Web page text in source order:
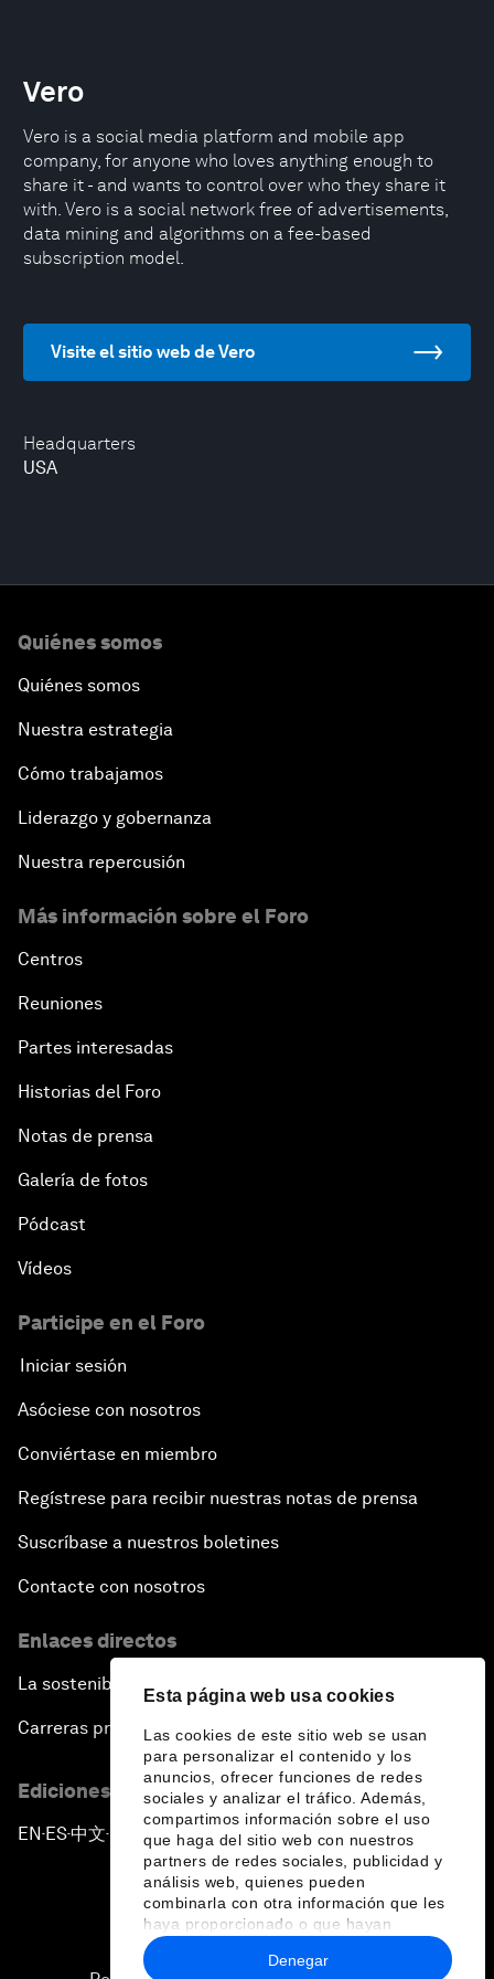
Esta página web usa cookies
Las cookies de este sitio web se usan
para personalizar el contenido y los
anuncios, ofrecer funciones de redes
sociales y analizar el tráfico. Además,
compartimos información sobre el uso
que haga del sitio web con nuestros
partners de redes sociales, publicidad y
análisis web, quienes pueden
combinarla con otra información que les
haya proporcionado o que hayan
recopilado a partir del uso que haya
hecho de sus servicios.
Denegar
Headquarters
USA
Vero
Vero is a social media platform and mobile app
company, for anyone who loves anything enough to
share it - and wants to control over who they share it
with. Vero is a social network free of advertisements,
data mining and algorithms on a fee-based
subscription model.
Visite el sitio web de Vero
Quiénes somos
Quiénes somos
Nuestra estrategia
Cómo trabajamos
Liderazgo y gobernanza
Nuestra repercusión
Más información sobre el Foro
Centros
Reuniones
Partes interesadas
Historias del Foro
Notas de prensa
Galería de fotos
Pódcast
Vídeos
Participe en el Foro
Iniciar sesión
Asóciese con nosotros
Conviértase en miembro
Regístrese para recibir nuestras notas de prensa
Suscríbase a nuestros boletines
Contacte con nosotros
Enlaces directos
La sostenibilidad en el Foro
Carreras profesionales
Ediciones en otros idiomas
EN ▪ES▪中文▪ 日本語